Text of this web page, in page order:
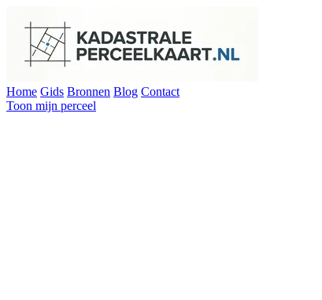
Home Gids Bronnen Blog Contact
Toon mijn perceel